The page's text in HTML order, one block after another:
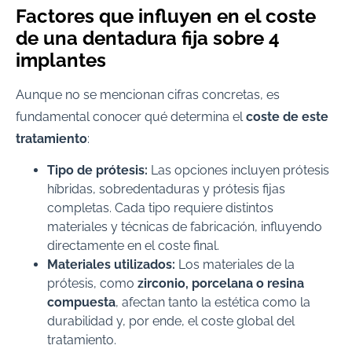
Factores que influyen en el coste
de una dentadura fija sobre 4
implantes
Aunque no se mencionan cifras concretas, es
fundamental conocer qué determina el coste de este
tratamiento:
Tipo de prótesis: Las opciones incluyen prótesis
híbridas, sobredentaduras y prótesis fijas
completas. Cada tipo requiere distintos
materiales y técnicas de fabricación, influyendo
directamente en el coste final.
Materiales utilizados: Los materiales de la
prótesis, como zirconio, porcelana o resina
compuesta, afectan tanto la estética como la
durabilidad y, por ende, el coste global del
tratamiento.